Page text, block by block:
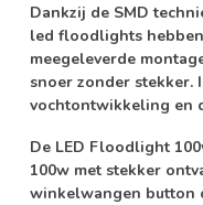
Dankzij de SMD
led floodlights
meegeleverde
snoer zonder stekker.
vochtontwikkeling en
De LED Floodlight
100w met stekker
winkelwangen button